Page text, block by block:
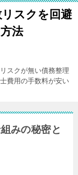
スクを回避
法
スクが無い債務整理
費用の手数料が安い
みの秘密と